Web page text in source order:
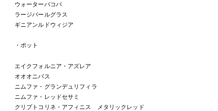
ウォーターバコパ
ラージパールグラス
ギニアンルドウィジア
・ポット
エイクフォルニア・アズレア
オオオニバス
ニムファ・グランデュリフィラ
ニムファ・レッドセサミ
クリプトコリネ・アフィニス メタリックレッド